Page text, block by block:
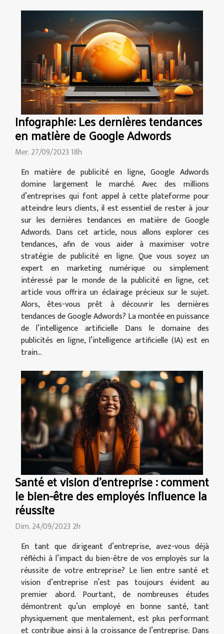
Infographie: Les dernières tendances
en matière de Google Adwords
Mer. 27/09/2023 18h
En matière de publicité en ligne, Google Adwords
domine largement le marché. Avec des millions
d’entreprises qui font appel à cette plateforme pour
atteindre leurs clients, il est essentiel de rester à jour
sur les dernières tendances en matière de Google
Adwords. Dans cet article, nous allons explorer ces
tendances, afin de vous aider à maximiser votre
stratégie de publicité en ligne. Que vous soyez un
expert en marketing numérique ou simplement
intéressé par le monde de la publicité en ligne, cet
article vous offrira un éclairage précieux sur le sujet.
Alors, êtes-vous prêt à découvrir les dernières
tendances de Google Adwords? La montée en puissance
de l’intelligence artificielle Dans le domaine des
publicités en ligne, l’intelligence artificielle (IA) est en
train...
Santé et vision d'entreprise : comment
le bien-être des employés influence la
réussite
Dim. 24/09/2023 2h
En tant que dirigeant d’entreprise, avez-vous déjà
réfléchi à l’impact du bien-être de vos employés sur la
réussite de votre entreprise? Le lien entre santé et
vision d’entreprise n’est pas toujours évident au
premier abord. Pourtant, de nombreuses études
démontrent qu’un employé en bonne santé, tant
physiquement que mentalement, est plus performant
et contribue ainsi à la croissance de l’entreprise. Dans